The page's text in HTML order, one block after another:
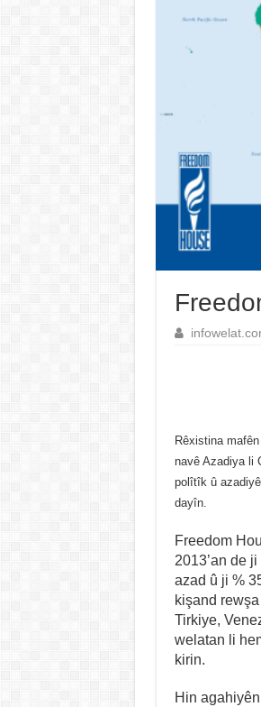
Rêxistina
navê Azadiya li
polîtîk û
dayîn.
Freedom
2013’an de
azad û ji %
kişand
Tirkiye,
welatan li
kirin.
Hin